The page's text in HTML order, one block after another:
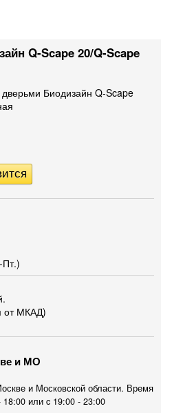
Q-Scape 20/Q-Scape
Биодизайн Q-Scape
от МКАД)
и МО
и Московской области. Время
или c 19:00 - 23:00